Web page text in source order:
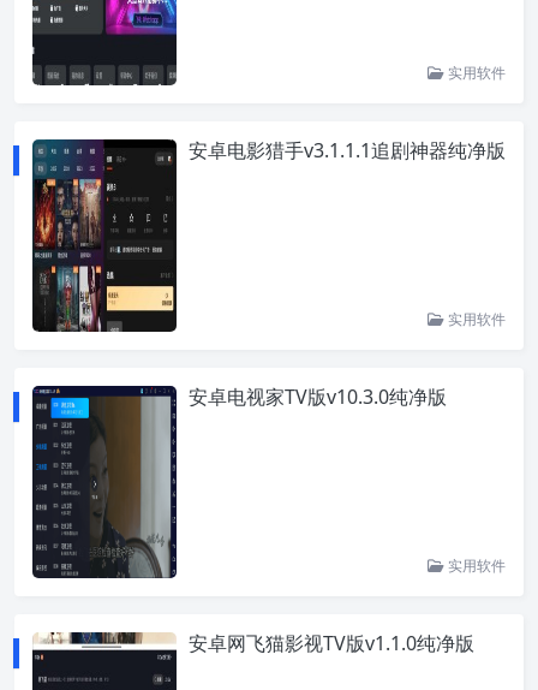
实用软件
安卓电影猎手v3.1.1.1追剧神器纯净版
实用软件
安卓电视家TV版v10.3.0纯净版
实用软件
安卓网飞猫影视TV版v1.1.0纯净版